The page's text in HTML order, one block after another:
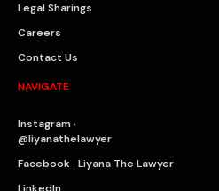
Legal Sharings
Careers
Contact Us
NAVIGATE
Instagram ·
@liyanathelawyer
Facebook · Liyana The Lawyer